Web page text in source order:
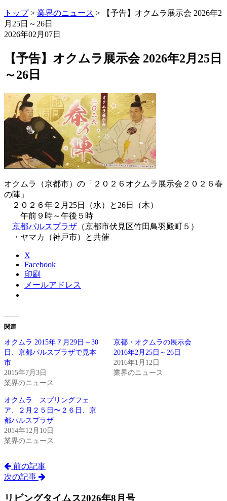
トップ> 業界のニュース >
【予告】オクムラ展示会 2026年2
月25日～26日
2026年02月07日
【予告】オクムラ展示会 2026年2月25日
～26日
オクムラ（京都市）の「２０２６オクムラ展示会２０２６春
の陣」
２０２６年２月25日（水）と26日（木）
午前９時～午後５時
京都パルスプラザ （京都市伏見区竹田鳥羽殿町５）
・ヤマカ（神戸市）と共催
X
Facebook
印刷
メールアドレス
関連
オクムラ 2015年７月29日～30
日、京都パルスプラザで見本
市
2015年7月3日
業界のニュース
京都・オクムラの展示会
2016年2月25日～26日
2016年1月12日
業界のニュース
オクムラ スプリングフェ
ア、２月２５日〜２６日、京
都パルスプラザ
2014年12月10日
業界のニュース
前の記事
次の記事
リビングタイムス2026年8月号